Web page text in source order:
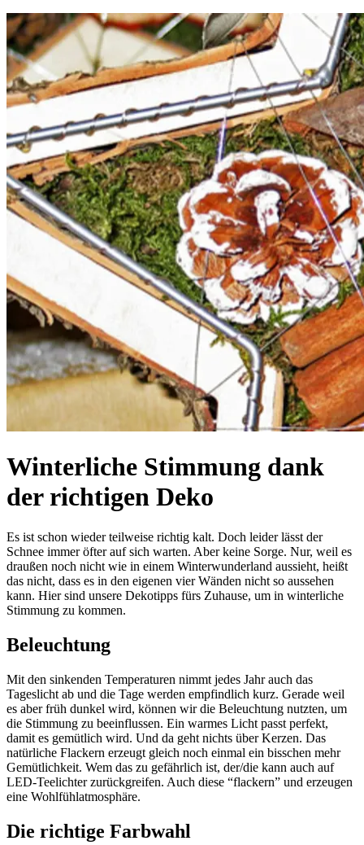
Winterliche Stimmung dank
der richtigen Deko
Es ist schon wieder teilweise richtig kalt. Doch leider lässt der
Schnee immer öfter auf sich warten. Aber keine Sorge. Nur, weil es
draußen noch nicht wie in einem Winterwunderland aussieht, heißt
das nicht, dass es in den eigenen vier Wänden nicht so aussehen
kann. Hier sind unsere Dekotipps fürs Zuhause, um in winterliche
Stimmung zu kommen.
Beleuchtung
Mit den sinkenden Temperaturen nimmt jedes Jahr auch das
Tageslicht ab und die Tage werden empfindlich kurz. Gerade weil
es aber früh dunkel wird, können wir die Beleuchtung nutzten, um
die Stimmung zu beeinflussen. Ein warmes Licht passt perfekt,
damit es gemütlich wird. Und da geht nichts über Kerzen. Das
natürliche Flackern erzeugt gleich noch einmal ein bisschen mehr
Gemütlichkeit. Wem das zu gefährlich ist, der/die kann auch auf
LED-Teelichter zurückgreifen. Auch diese “flackern” und erzeugen
eine Wohlfühlatmosphäre.
Die richtige Farbwahl